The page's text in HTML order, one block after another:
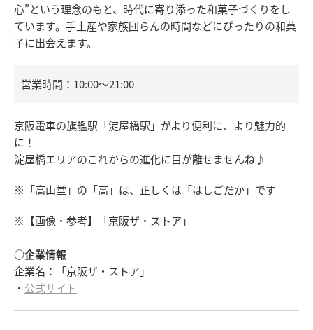
心”という理念のもと、時代に寄り添った和菓子づくりをし
ています。手土産や家族団らんの時間などにぴったりの和菓
子に出会えます。
営業時間：10:00～21:00
京阪電車の旗艦駅「淀屋橋駅」がより便利に、より魅力的
に！
淀屋橋エリアのこれからの進化に目が離せませんね♪
※「高山堂」の「高」は、正しくは「はしごだか」です
※【画像・参考】「京阪ザ・ストア」
○企業情報
企業名：「京阪ザ・ストア」
・ 公式サイト